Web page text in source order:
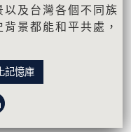
及台灣各個不同族
景都能和平共處，
記憶庫